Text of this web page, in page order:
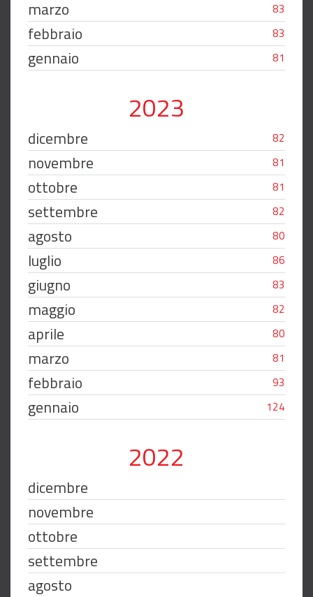
marzo 83
febbraio 83
gennaio 81
2023
dicembre 82
novembre 81
ottobre 81
settembre 82
agosto 80
luglio 86
giugno 83
maggio 82
aprile 80
marzo 81
febbraio 93
gennaio 124
2022
dicembre
novembre
ottobre
settembre
agosto